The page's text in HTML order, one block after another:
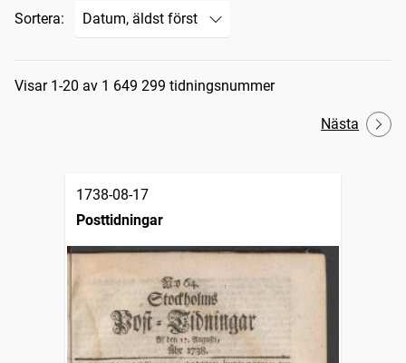
Sortera:
Sökresultat
Visar 1-20 av 1 649 299 tidningsnummer
Nästa
1738-08-17
Posttidningar